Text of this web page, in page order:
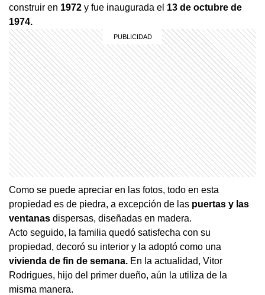
construir en 1972 y fue inaugurada el 13 de octubre de
1974.
Como se puede apreciar en las fotos, todo en esta
propiedad es de piedra, a excepción de las puertas y las
ventanas dispersas, diseñadas en madera.
Acto seguido, la familia quedó satisfecha con su
propiedad, decoró su interior y la adoptó como una
vivienda de fin de semana. En la actualidad, Vitor
Rodrigues, hijo del primer dueño, aún la utiliza de la
misma manera.